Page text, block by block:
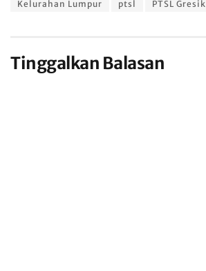
Kelurahan Lumpur ptsl PTSL Gresik
Tinggalkan Balasan